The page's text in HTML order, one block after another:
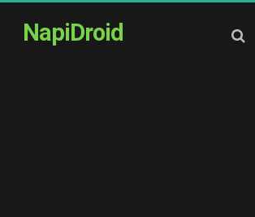
NapiDroid